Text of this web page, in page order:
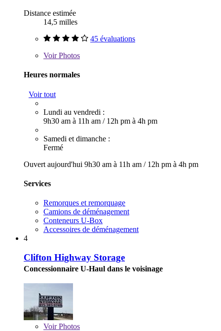
Distance estimée
14,5 milles
45 évaluations
VoirPhotos
Heures normales
Voir tout
Lundi au vendredi :
9h30 am à 11h am / 12h pm à 4h pm
Samedi et dimanche :
Fermé
Ouvert aujourd'hui 9h30 am à 11h am / 12h pm à 4h pm
Services
Remorques et remorquage
Camions de déménagement
Conteneurs U-Box
Accessoires de déménagement
4
Clifton Highway Storage
Concessionnaire U-Haul dans le voisinage
VoirPhotos